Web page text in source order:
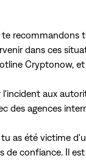
dans ces
Cryptonow,
aux
des agences
as été victime
confiance. Il